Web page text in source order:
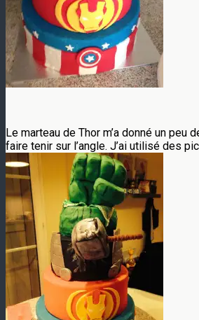
Le marteau de Thor m’a donné un peu
faire tenir sur l’angle. J’ai utilisé des